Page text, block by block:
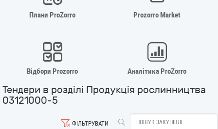
Плани ProZorro Prozorro Market
Відбори Prozorro Аналітика ProZorro
Тендери в розділі Продукція рослинництва
03121000-5
ФІЛЬТРУВАТИ